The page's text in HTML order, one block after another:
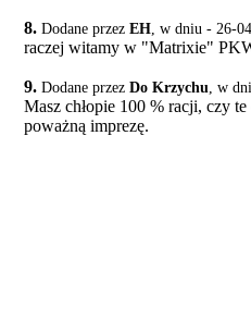
8. Dodane przez EH, w dniu - 26-
raczej witamy w "Matrixie"
9. Dodane przez Do Krzychu, w
Masz chłopie 100 % racji, czy
poważną imprezę.